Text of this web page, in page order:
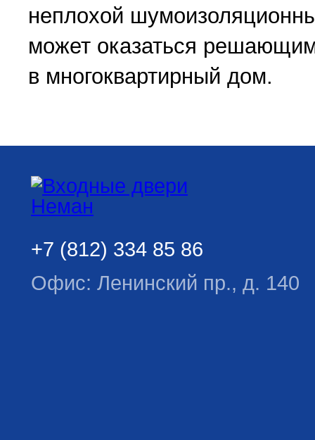
неплохой
может оказаться
в многоквартирный дом.
+7 (812) 334 85 86
Офис: Ленинский пр., д. 140